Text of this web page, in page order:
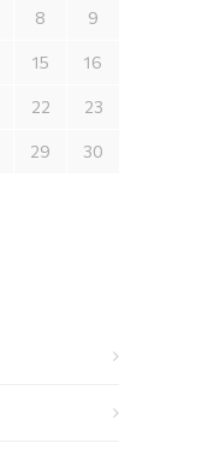
8 9
15 16
22 23
29 30